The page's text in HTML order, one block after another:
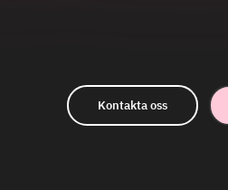
Kontakta oss